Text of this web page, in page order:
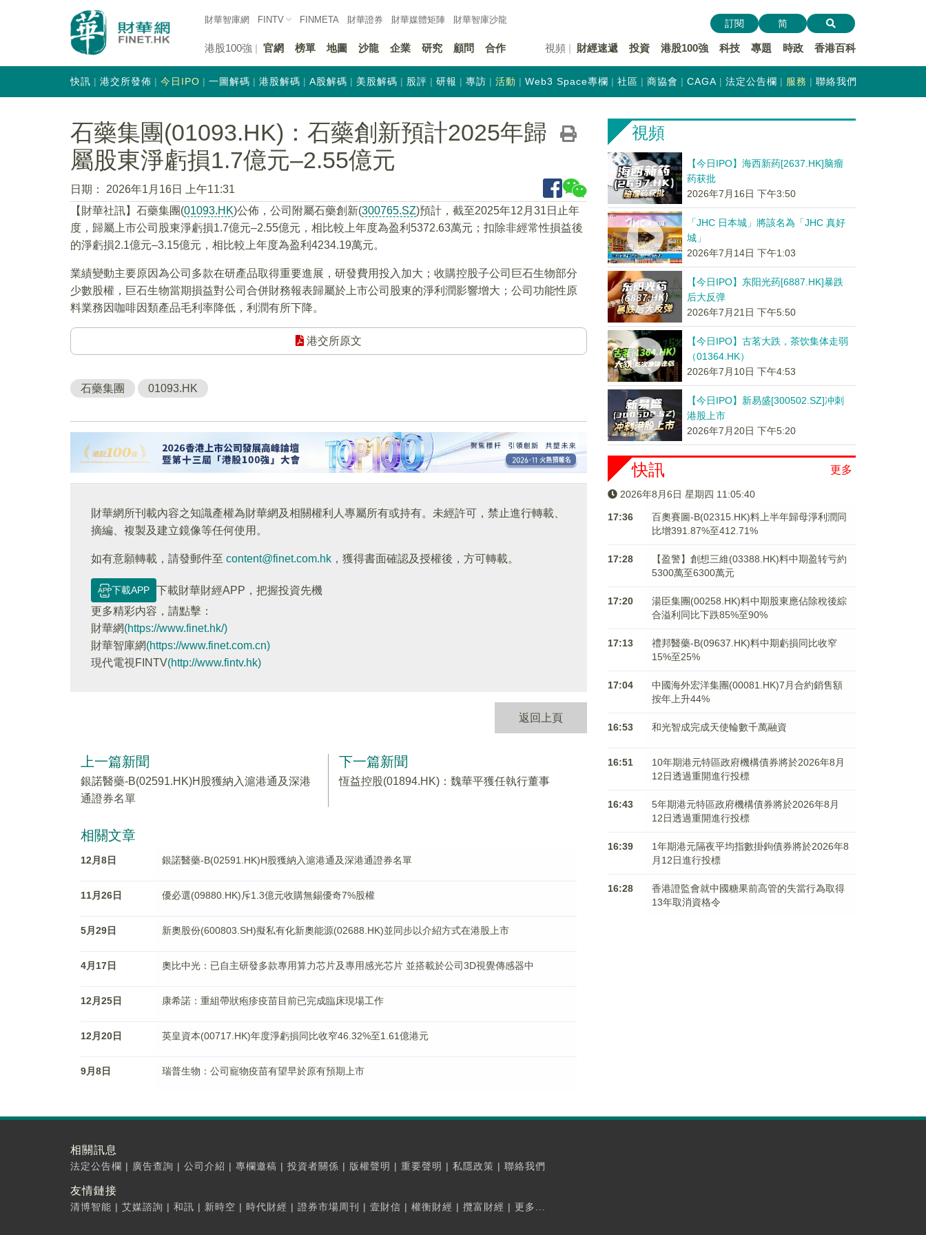
財華智庫網 FINTV FINMETA 財華證券 財華媒體矩陣 財華智庫沙龍
港股100強 官網 榜單 地圖 沙龍 企業 研究 顧問 合作 視頻 財經速遞 投資 港股100強 科技 專題 時政 香港百科
訂閱 简
快訊 港交所發佈 今日IPO 一圖解碼 港股解碼 A股解碼 美股解碼 股評 研報 專訪 活動 Web3 Space專欄 社區 商協會 CAGA 法定公告欄 服務 聯絡我們
石藥集團(01093.HK)：石藥創新預計2025年歸
屬股東淨虧損1.7億元–2.55億元
日期：
2026年1月16日 上午11:31
【財華社訊】石藥集團(01093.HK)公佈，公司附屬石藥創新(300765.SZ)預計，截至2025年12月31日止年
度，歸屬上市公司股東淨虧損1.7億元–2.55億元，相比較上年度為盈利5372.63萬元；扣除非經常性損益後
的淨虧損2.1億元–3.15億元，相比較上年度為盈利4234.19萬元。
業績變動主要原因為公司多款在研產品取得重要進展，研發費用投入加大；收購控股子公司巨石生物部分
少數股權，巨石生物當期損益對公司合併財務報表歸屬於上市公司股東的淨利潤影響增大；公司功能性原
料業務因咖啡因類產品毛利率降低，利潤有所下降。
港交所原文
石藥集團 01093.HK
財華網所刊載內容之知識產權為財華網及相關權利人專屬所有或持有。未經許可，禁止進行轉載、
摘編、複製及建立鏡像等任何使用。
如有意願轉載，請發郵件至 content@finet.com.hk ，獲得書面確認及授權後，方可轉載。
下載APP
下載財華財經APP，把握投資先機
更多精彩内容，請點擊：
財華網(https://www.finet.hk/)
財華智庫網(https://www.finet.com.cn)
現代電視FINTV(http://www.fintv.hk)
返回上頁
上一篇新聞
銀諾醫藥-B(02591.HK)H股獲納入滬港通及深港
通證券名單
下一篇新聞
恆益控股(01894.HK)：魏華平獲任執行董事
相關文章
12月8日 銀諾醫藥-B(02591.HK)H股獲納入滬港通及深港通證券名單
11月26日 優必選(09880.HK)斥1.3億元收購無錫優奇7%股權
5月29日 新奧股份(600803.SH)擬私有化新奧能源(02688.HK)並同步以介紹方式在港股上市
4月17日 奧比中光：已自主研發多款專用算力芯片及專用感光芯片 並搭載於公司3D視覺傳感器中
12月25日 康希諾：重組帶狀疱疹疫苗目前已完成臨床現場工作
12月20日 英皇資本(00717.HK)年度淨虧損同比收窄46.32%至1.61億港元
9月8日 瑞普生物：公司寵物疫苗有望早於原有預期上市
視頻
【今日IPO】海西新药[2637.HK]脑瘤
药获批
2026年7月16日 下午3:50
「JHC 日本城」將該名為「JHC 真好
城」
2026年7月14日 下午1:03
【今日IPO】东阳光药[6887.HK]暴跌
后大反弹
2026年7月21日 下午5:50
【今日IPO】古茗大跌，茶饮集体走弱
（01364.HK）
2026年7月10日 下午4:53
【今日IPO】新易盛[300502.SZ]冲刺
港股上市
2026年7月20日 下午5:20
更多
快訊
2026年8月6日 星期四 11:05:41
17:36
百奧賽圖-B(02315.HK)料上半年歸母淨利潤同
比增391.87%至412.71%
17:28
【盈警】創想三維(03388.HK)料中期盈转亏約
5300萬至6300萬元
17:20
湯臣集團(00258.HK)料中期股東應佔除稅後綜
合溢利同比下跌85%至90%
17:13
禮邦醫藥-B(09637.HK)料中期虧損同比收窄
15%至25%
17:04
中國海外宏洋集團(00081.HK)7月合約銷售額
按年上升44%
16:53 和光智成完成天使輪數千萬融資
16:51
10年期港元特區政府機構債券將於2026年8月
12日透過重開進行投標
16:43
5年期港元特區政府機構債券將於2026年8月
12日透過重開進行投標
16:39
1年期港元隔夜平均指數掛鉤債券將於2026年8
月12日進行投標
16:28
香港證監會就中國糖果前高管的失當行為取得
13年取消資格令
相關訊息
法定公告欄 | 廣告查詢 | 公司介紹 | 專欄邀稿 | 投資者關係 | 版權聲明 | 重要聲明 | 私隱政策 | 聯絡我們
友情鏈接
清博智能 | 艾媒諮詢 | 和訊 | 新時空 | 時代財經 | 證券市場周刊 | 壹財信 | 權衡財經 | 攬富財經 | 更多...